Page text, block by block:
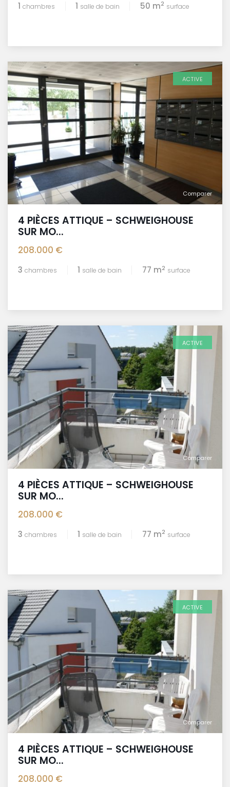
1 chambres 1 salle de bain 50 m2 surface
Comparer
ACTIVE
4 PIÈCES ATTIQUE – SCHWEIGHOUSE
SUR MO...
208.000 €
3 chambres 1 salle de bain 77 m2 surface
Comparer
ACTIVE
4 PIÈCES ATTIQUE – SCHWEIGHOUSE
SUR MO...
208.000 €
3 chambres 1 salle de bain 77 m2 surface
Comparer
ACTIVE
4 PIÈCES ATTIQUE – SCHWEIGHOUSE
SUR MO...
208.000 €